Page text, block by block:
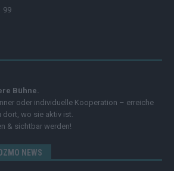
99
Bühne.
oder individuelle Kooperation – erreiche
dort, wo sie aktiv ist.
& sichtbar werden!
NEWS